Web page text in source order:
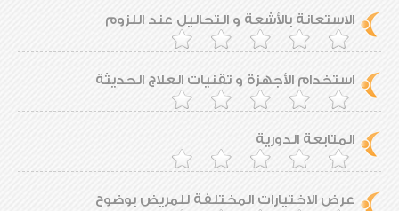
الاستعانة بالأشعة و التحاليل عند اللزوم
استخدام الأجهزة و تقنيات العلاج الحديثة
المتابعة الدورية
عرض الاختيارات المختلفة للمريض بوضوح